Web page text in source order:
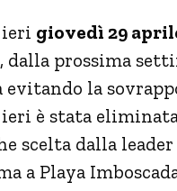
ieri giovedì 29
prossima
la
è stata
scelta dalla
a Playa